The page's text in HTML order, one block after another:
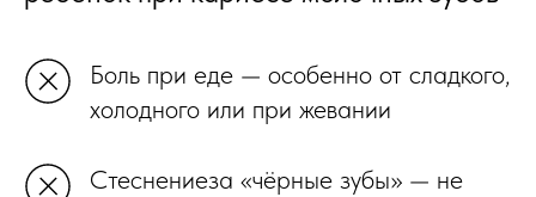
Боль при еде — особенно от сладкого,
холодного или при жевании
Стеснениеза «чёрные зубы» — не